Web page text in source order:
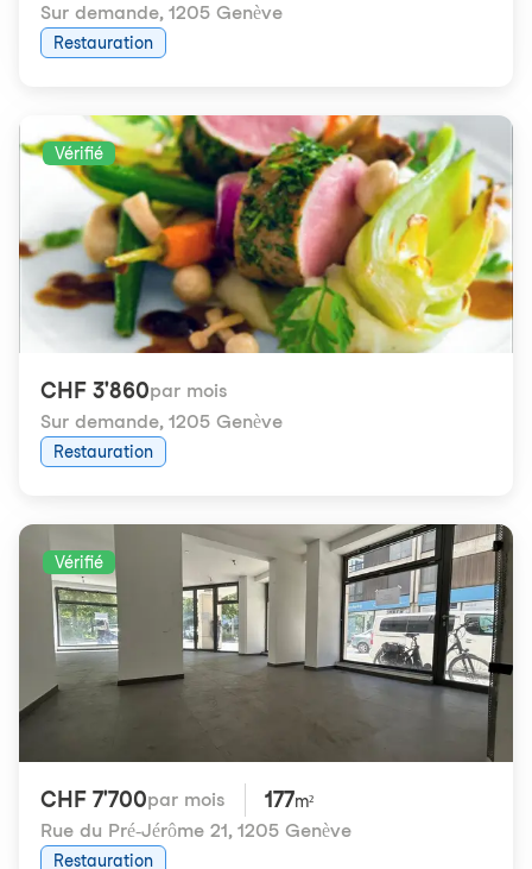
Sur demande, 1205 Genève
Restauration
Vérifié
CHF 3'860par mois
Sur demande, 1205 Genève
Restauration
Vérifié
CHF 7'700par mois 177m²
Rue du Pré-Jérôme 21, 1205 Genève
Restauration